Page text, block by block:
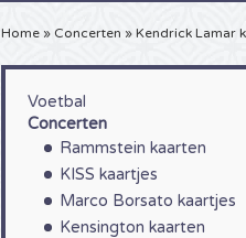
Home » Concerten » Kendrick Lamar
Voetbal
Concerten
Rammstein kaarten
KISS kaartjes
Marco Borsato kaartjes
Kensington kaarten